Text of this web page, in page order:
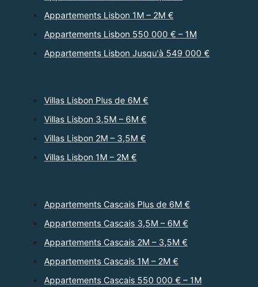
Appartements Lisbon 1M – 2M €
Appartements Lisbon 550 000 € – 1M
Appartements Lisbon Jusqu'à 549 000 €
Villas Lisbon Plus de 6M €
Villas Lisbon 3,5M – 6M €
Villas Lisbon 2M – 3,5M €
Villas Lisbon 1M – 2M €
Appartements Cascais Plus de 6M €
Appartements Cascais 3,5M – 6M €
Appartements Cascais 2M – 3,5M €
Appartements Cascais 1M – 2M €
Appartements Cascais 550 000 € – 1M